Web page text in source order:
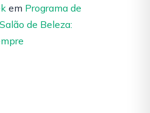
em Programa de
de Beleza: